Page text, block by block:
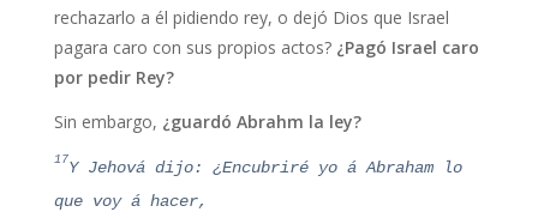
rechazarlo a él pidiendo rey, o dejó Dios que Israel
pagara caro con sus propios actos? ¿Pagó Israel caro
por pedir Rey?
Sin embargo, ¿guardó Abrahm la ley?
17Y Jehová dijo: ¿Encubriré yo á Abraham lo
que voy á hacer,